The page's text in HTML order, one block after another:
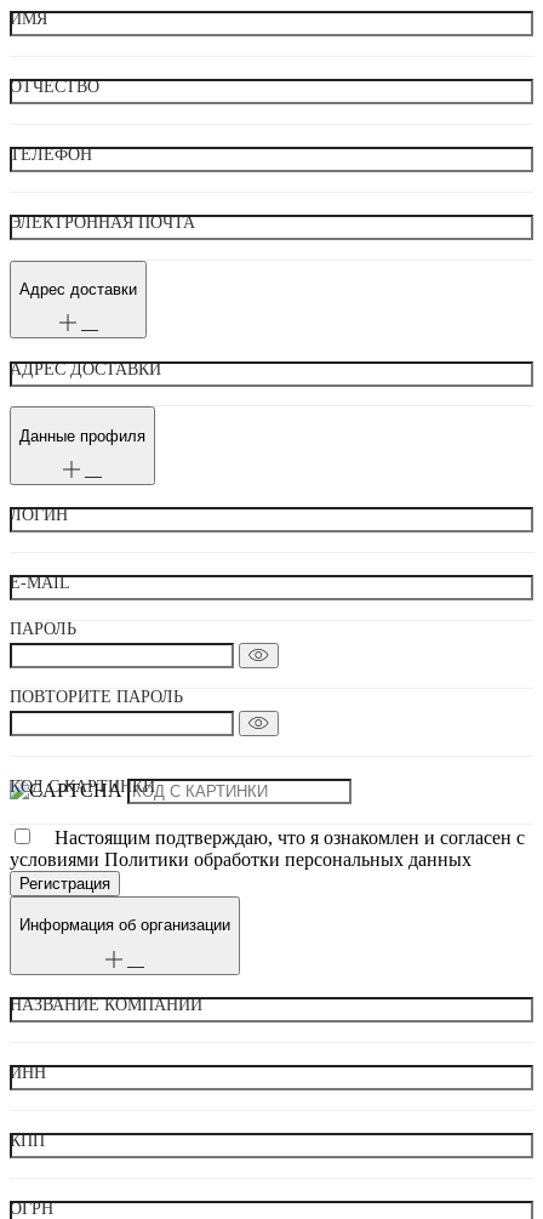
ИМЯ
ОТЧЕСТВО
ТЕЛЕФОН
ЭЛЕКТРОННАЯ ПОЧТА
Адрес доставки
АДРЕС ДОСТАВКИ
Данные профиля
ЛОГИН
E-MAIL
ПАРОЛЬ
ПОВТОРИТЕ ПАРОЛЬ
КОД С КАРТИНКИ
Настоящим подтверждаю, что я ознакомлен и согласен с
условиями Политики обработки персональных данных
Информация об организации
НАЗВАНИЕ КОМПАНИИ
ИНН
КПП
ОГРН